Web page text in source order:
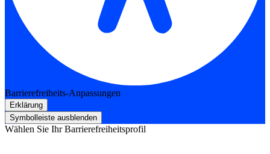
Barrierefreiheits-Anpassungen
Erklärung
Symbolleiste ausblenden
Wählen Sie Ihr Barrierefreiheitsprofil